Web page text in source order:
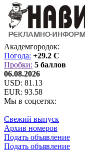
Академгородок:
Погода: +29.2 C
Пробки: 5 баллов
06.08.2026
USD: 81.13
EUR: 93.58
Мы в соцсетях:
Свежий выпуск
Архив номеров
Подать объявление
Подать объявление